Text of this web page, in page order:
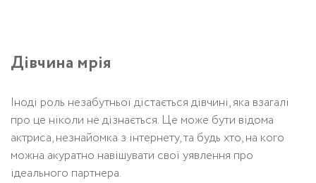
Дівчина мрія
Іноді роль незабутньої дістається дівчині, яка взагалі
про це ніколи не дізнається. Це може бути відома
актриса, незнайомка з інтернету, та будь хто, на кого
можна акуратно навішувати свої уявлення про
ідеального партнера.